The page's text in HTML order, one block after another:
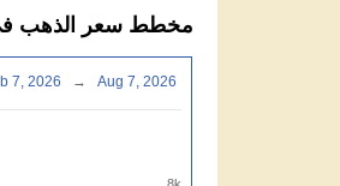
مخطط سعر الذهب في
Feb 7, 2026 → Aug 7, 2026